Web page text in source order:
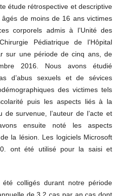
étude rétrospective et descriptive
de moins de 16 ans victimes
corporels admis à l’Unité des
Pédiatrique de l’Hôpital
sur une période de cinq ans, de
2016. Nous avons étudié
d’abus sexuels et de sévices
des victimes tels
puis les aspects liés à la
de survenue, l’auteur de l’acte et
ensuite noté les aspects
la lésion. Les logiciels Microsoft
ont été utilisé pour la saisi et
colligés durant notre période